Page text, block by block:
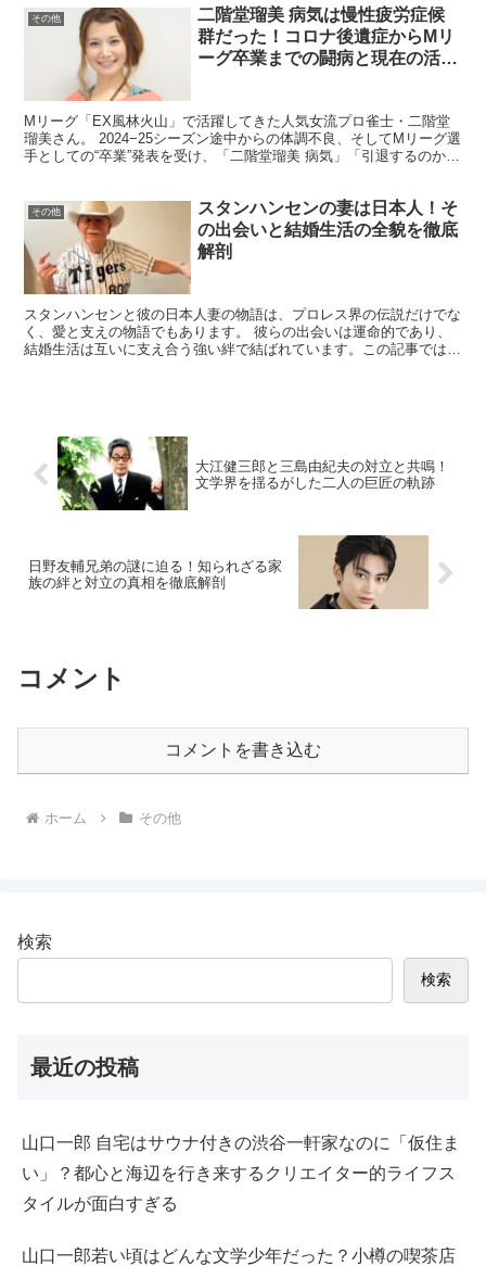
その他
二階堂瑠美 病気は慢性疲労症候
群だった！コロナ後遺症からMリ
ーグ卒業までの闘病と現在の活動
Mリーグ「EX風林火山」で活躍してきた人気女流プロ雀士・二階堂
瑠美さん。 2024−25シーズン途中からの体調不良、そしてMリーグ選
手としての“卒業”発表を受け、「二階堂瑠美 病気」「引退するのか」
その他
スタンハンセンの妻は日本人！そ
の出会いと結婚生活の全貌を徹底
解剖
スタンハンセンと彼の日本人妻の物語は、プロレス界の伝説だけでな
く、愛と支えの物語でもあります。 彼らの出会いは運命的であり、
結婚生活は互いに支え合う強い絆で結ばれています。この記事では、
大江健三郎と三島由紀夫の対立と共鳴！
文学界を揺るがした二人の巨匠の軌跡
日野友輔兄弟の謎に迫る！知られざる家
族の絆と対立の真相を徹底解剖
コメント
コメントを書き込む
ホーム その他
検索
検索
最近の投稿
山口一郎 自宅はサウナ付きの渋谷一軒家なのに「仮住ま
い」？都心と海辺を行き来するクリエイター的ライフス
タイルが面白すぎる
山口一郎若い頃はどんな文学少年だった？小樽の喫茶店